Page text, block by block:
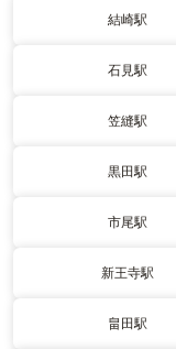
結崎駅
石見駅
笠縫駅
黒田駅
市尾駅
新王寺駅
畠田駅